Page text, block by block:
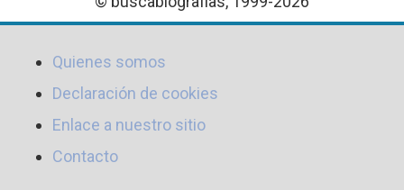
Quienes somos
Declaración de cookies
Enlace a nuestro sitio
Contacto